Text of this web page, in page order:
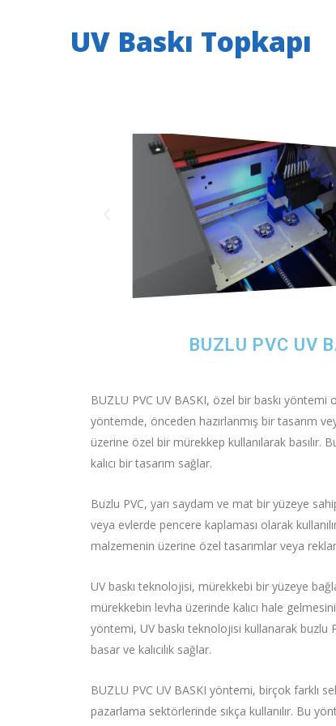
UV Baskı Topkapı
BUZLU PVC UV
BUZLU PVC UV BASKI, özel bir baskı
yöntemde, önceden hazırlanmış bir tasarım
üzerine özel bir mürekkep kullanılarak basılır.
kalıcı bir tasarım sağlar.
Buzlu PVC, yarı saydam ve mat bir yüzeye
veya evlerde pencere kaplaması olarak
malzemenin üzerine özel tasarımlar veya
UV baskı teknolojisi, mürekkebi bir yüzeye
mürekkebin levha üzerinde kalıcı hale
yöntemi, UV baskı teknolojisi kullanarak buzlu
basar ve kalıcılık sağlar.
BUZLU PVC UV BASKI yöntemi, birçok farklı
pazarlama sektörlerinde sıkça kullanılır. Bu